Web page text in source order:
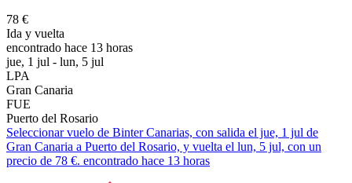
78 €
Ida y vuelta
encontrado hace 13 horas
jue, 1 jul - lun, 5 jul
LPA
Gran Canaria
FUE
Puerto del Rosario
Seleccionar vuelo de Binter Canarias, con salida el jue, 1 jul de
Gran Canaria a Puerto del Rosario, y vuelta el lun, 5 jul, con un
precio de 78 €. encontrado hace 13 horas